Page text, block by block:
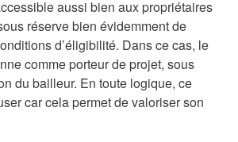
aussi bien aux propriétaires
réserve bien évidemment de
d’éligibilité. Dans ce cas, le
comme porteur de projet, sous
du bailleur. En toute logique, ce
car cela permet de valoriser son